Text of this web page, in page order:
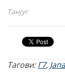
Танјуг
Тагови:Г7,